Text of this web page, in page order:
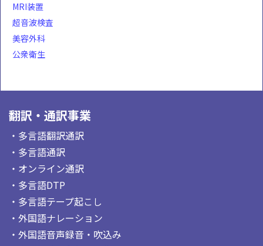
MRI装置
超音波検査
美容外科
公衆衛生